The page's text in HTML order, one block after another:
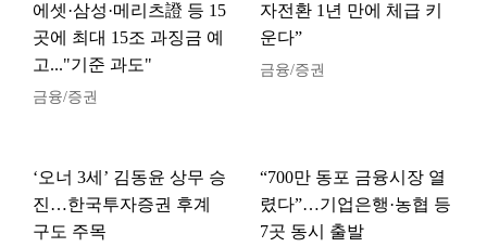
에셋·삼성·메리츠證 등 15
곳에 최대 15조 과징금 예
고..."기준 과도"
금융/증권
자전환 1년 만에 체급 키
운다”
금융/증권
‘오너 3세’ 김동윤 상무 승
진…한국투자증권 후계
구도 주목
“700만 동포 금융시장 열
렸다”…기업은행·농협 등
7곳 동시 출발